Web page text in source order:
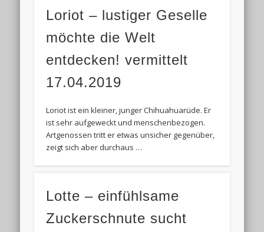
Loriot – lustiger Geselle
möchte die Welt
entdecken! vermittelt
17.04.2019
Loriot ist ein kleiner, junger Chihuahuarüde. Er
ist sehr aufgeweckt und menschenbezogen.
Artgenossen tritt er etwas unsicher gegenüber,
zeigt sich aber durchaus …
Lotte – einfühlsame
Zuckerschnute sucht